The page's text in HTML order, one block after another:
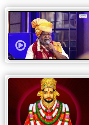
dev
bhajans
आज
का
भजन
bhajan
the
day
भजन
जोड़ें
bhajans